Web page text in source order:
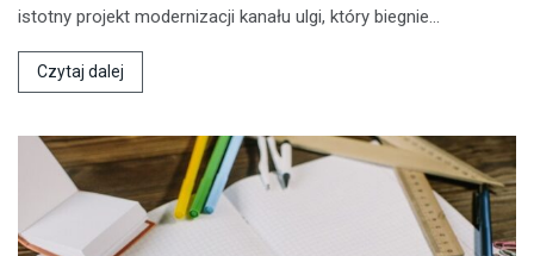
istotny projekt modernizacji kanału ulgi, który biegnie…
Czytaj dalej